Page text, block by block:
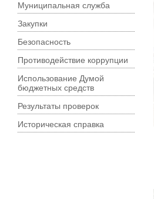
Муниципальная служба
Закупки
Безопасность
Противодействие коррупции
Использование Думой
бюджетных средств
Результаты проверок
Историческая справка